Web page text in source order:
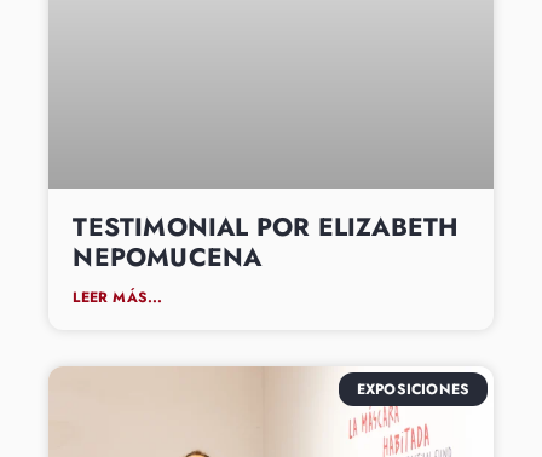
TESTIMONIAL POR ELIZABETH
NEPOMUCENA
LEER MÁS...
EXPOSICIONES